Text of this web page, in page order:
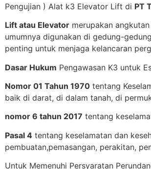
Pengujian ) Alat k3 Elevator Lift di PT
Lift atau Elevator merupakan
umumnya digunakan di gedung-
penting untuk menjaga kelancaran
Dasar Hukum Pengawasan K3 untuk
Nomor 01 Tahun 1970 tentang
baik di darat, di dalam tanah, di
nomor 6 tahun 2017 tentang
Pasal 4 tentang keselamatan dan
pembuatan,pemasangan, perakitan,
Untuk Memenuhi Persyaratan